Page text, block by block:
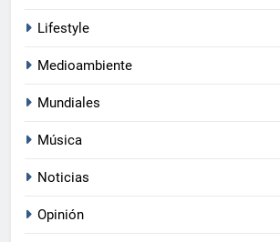
Lifestyle
Medioambiente
Mundiales
Música
Noticias
Opinión